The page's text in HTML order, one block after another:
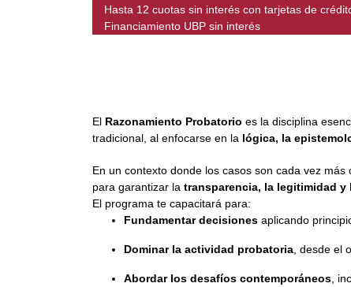
Hasta 12 cuotas sin interés con tarjetas de
Financiamiento UBP sin interés
El Razonamiento Probatorio es la disciplina
tradicional, al enfocarse en la lógica, la
En un contexto donde los casos son cada vez
para garantizar la transparencia, la legitimidad y
El programa te capacitará para:
Fundamentar decisiones aplicando
Dominar la actividad probatoria , desde el
Abordar los desafíos contemporáneos ,